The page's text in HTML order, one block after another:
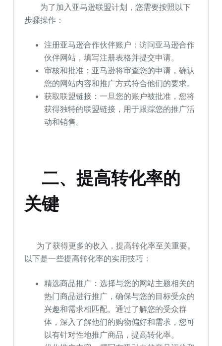
为了加入亚马逊联盟计划，您需要按照以下
步骤操作：
注册亚马逊合作伙伴账户：访问亚马逊合作
伙伴网站，填写注册表格并提交申请。
审核和批准：亚马逊将审查您的申请，确认
您的网站内容和推广方式符合他们的要求。
获取联盟链接：一旦您的账户被批准，您将
获得独特的联盟链接，用于跟踪您的推广活
动和销售。
二、提高转化率的
关键
为了获得更多的收入，提高转化率至关重要。
以下是一些提高转化率的实用技巧：
精选商品推广：选择与您的网站主题相关的
热门商品进行推广，确保与您的目标受众的
兴趣和需求相匹配。通过了解您的受众群
体，深入了解他们的购物偏好和需求，您可
以有针对性地推广商品，提高转化率。